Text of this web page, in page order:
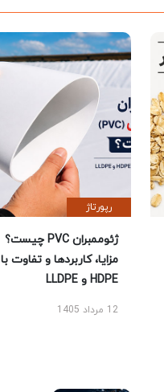
رپورتاژ
ژئوممبران PVC چیست؟
مزایا، کاربردها و تفاوت با
HDPE و LLDPE
12 مرداد 1405